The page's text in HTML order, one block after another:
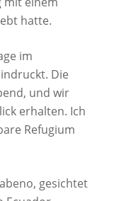
hatte.
im
Die
und wir
erhalten. Ich
Refugium